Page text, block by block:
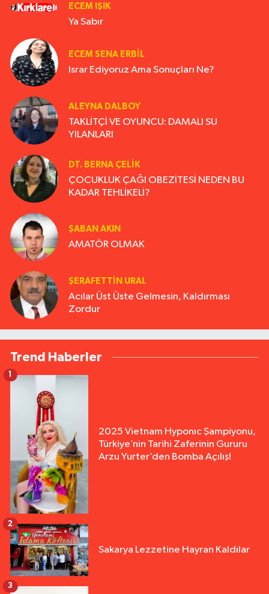
ECEM IŞIK
Ya Sabır
ECEM SENA ERBIL
Israr Ediyoruz Ama Sonuçları Ne?
ALEYNA DALBOY
TAKLİTÇİ VE OYUNCU: DAMALI SU
YILANLARI
DT. BERNA ÇELIK
ÇOCUKLUK ÇAĞI OBEZİTESİ NEDEN BU
KADAR TEHLİKELİ?
ŞABAN AKIN
AMATÖR OLMAK
ŞERAFETTIN URAL
Acılar Üst Üste Gelmesin, Kaldırması
Zordur
Trend Haberler
2025 Vietnam Hyponıc Şampiyonu,
Türkiye’nin Tarihi Zaferinin Gururu
Arzu Yurter’den Bomba Açılış!
1
Sakarya Lezzetine Hayran Kaldılar
2
3